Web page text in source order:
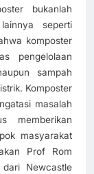
bukanlah
seperti
komposter
pengelolaan
sampah
Komposter
masalah
memberikan
masyarakat
Prof Rom
Newcastle